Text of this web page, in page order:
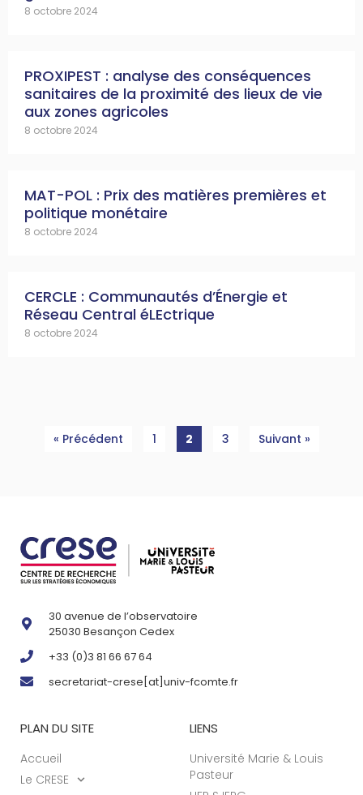
8 octobre 2024
PROXIPEST : analyse des conséquences
sanitaires de la proximité des lieux de vie
aux zones agricoles
8 octobre 2024
MAT-POL : Prix des matières premières et
politique monétaire
8 octobre 2024
CERCLE : Communautés d’Énergie et
Réseau Central éLEctrique
8 octobre 2024
« Précédent 1 2 3 Suivant »
30 avenue de l’observatoire
25030 Besançon Cedex
+33 (0)3 81 66 67 64
secretariat-crese[at]univ-fcomte.fr
PLAN DU SITE
Accueil
Le CRESE
LIENS
Université Marie & Louis
Pasteur